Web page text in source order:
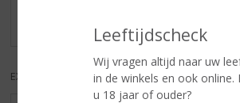
Leeftijdscheck
Wij vragen altijd naar uw
in de winkels en ook online.
u 18 jaar of ouder?
EXCL. BTW INCL. BTW